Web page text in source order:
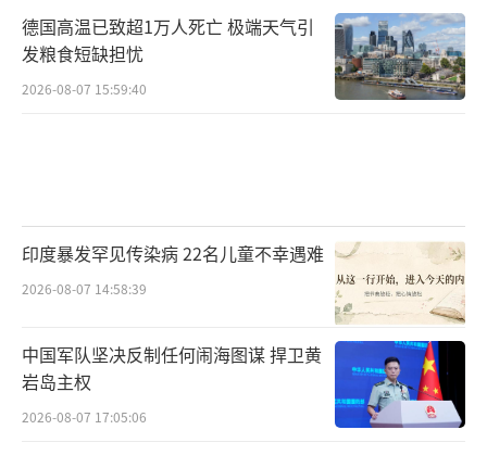
德国高温已致超1万人死亡 极端天气引
发粮食短缺担忧
2026-08-07 15:59:40
印度暴发罕见传染病 22名儿童不幸遇难
2026-08-07 14:58:39
中国军队坚决反制任何闹海图谋 捍卫黄
岩岛主权
2026-08-07 17:05:06